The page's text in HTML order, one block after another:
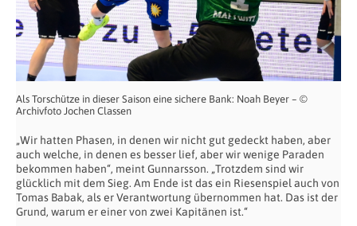
Als Torschütze in dieser Saison eine sichere Bank: Noah Beyer – ©
Archivfoto Jochen Classen
„Wir hatten Phasen, in denen wir nicht gut gedeckt haben, aber
auch welche, in denen es besser lief, aber wir wenige Paraden
bekommen haben“, meint Gunnarsson. „Trotzdem sind wir
glücklich mit dem Sieg. Am Ende ist das ein Riesenspiel auch von
Tomas Babak, als er Verantwortung übernommen hat. Das ist der
Grund, warum er einer von zwei Kapitänen ist.“